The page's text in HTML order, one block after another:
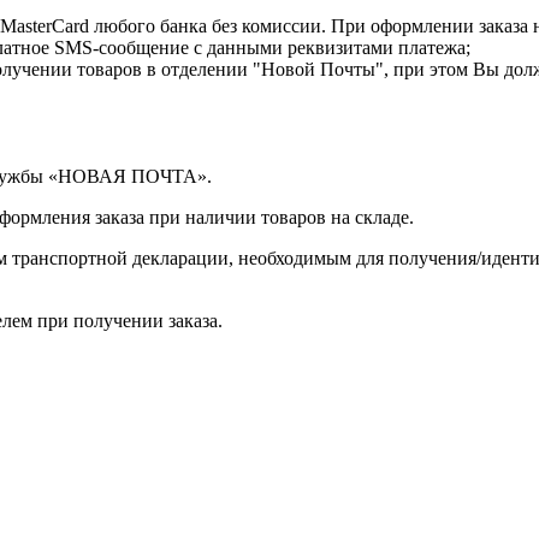
любого банка без комиссии. При оформлении
SMS-сообщение с данными реквизитами платежа;
товаров в отделении "Новой Почты", при этом Вы
службы «НОВАЯ ПОЧТА».
заказа при наличии товаров на складе.
транспортной декларации, необходимым для получения/
при получении заказа.